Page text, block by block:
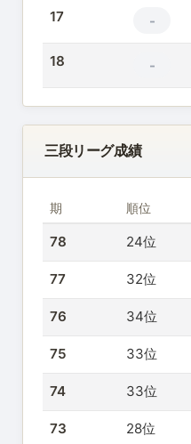
17 -
18 -
三段リーグ成績
期 順位
78 24位
77 32位
76 34位
75 33位
74 33位
73 28位